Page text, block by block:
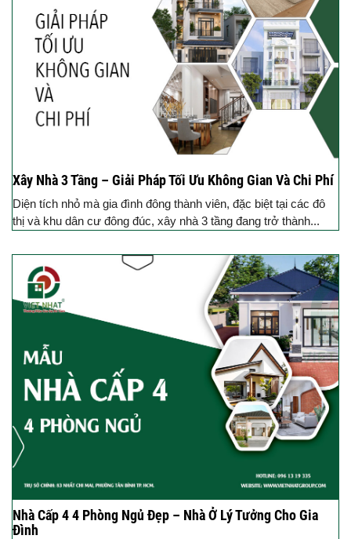
Xây Nhà 3 Tầng – Giải Pháp Tối Ưu Không Gian Và Chi Phí
Diện tích nhỏ mà gia đình đông thành viên, đặc biệt tại các đô
thị và khu dân cư đông đúc, xây nhà 3 tầng đang trở thành...
Nhà Cấp 4 4 Phòng Ngủ Đẹp – Nhà Ở Lý Tưởng Cho Gia
Đình